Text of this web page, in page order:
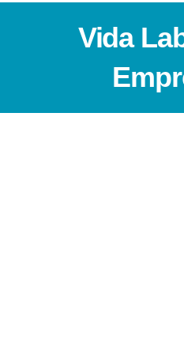
Vida